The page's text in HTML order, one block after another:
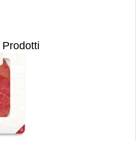
Prodotti